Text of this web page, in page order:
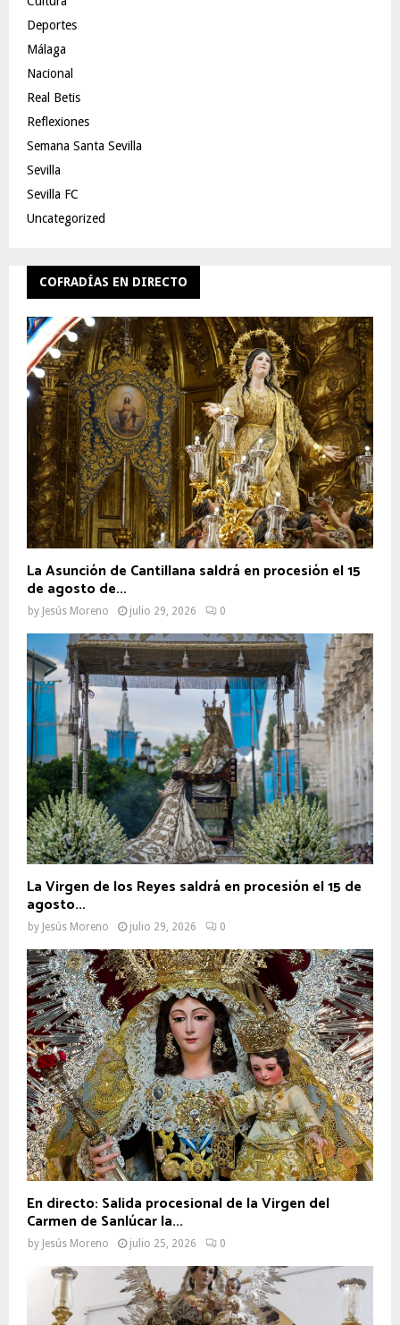
Deportes
Málaga
Nacional
Real Betis
Reflexiones
Semana Santa Sevilla
Sevilla
Sevilla FC
Uncategorized
COFRADÍAS EN DIRECTO
La Asunción de Cantillana saldrá en procesión el 15
de agosto de...
by Jesús Moreno julio 29, 2026 0
La Virgen de los Reyes saldrá en procesión el 15 de
agosto...
by Jesús Moreno julio 29, 2026 0
En directo: Salida procesional de la Virgen del
Carmen de Sanlúcar la...
by Jesús Moreno julio 25, 2026 0